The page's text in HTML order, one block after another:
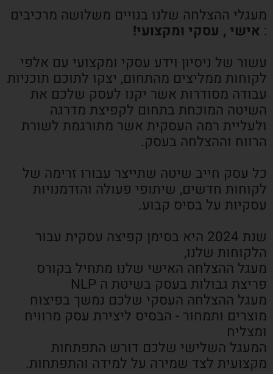
מעגלי ההצלחה שלנו בנויים משלושה מרכיבים
: אישי , עסקי ומקצועי!
עשור של ניסיון וידע עסקי ומקצועי עם אלפי
לקוחות ממליצים מהתחום, יצקו לתוכם תוכניות
עבודה מסודרות אשר יקנו לעסק שלכם את
השיטה המוכחת בתחום לקפיצת מדרגה
ולעליית רמה העסקית אשר מתורגמת לשורת
הרווח וההצלחה בעסק.
כל עסק חייב שיטה שתייצר עבורו זרימה של
לקוחות חדשים, שיתופי פעולה והזדמנויות
עסקיות על בסיס קבוע.
שנת 2024 היא בסימן קפיצה עסקית עבור
הלקוחות שלנו,
מעגל ההצלחה האישי שלנו מתחיל בקורס
פריצת גבולות בעסק בשיטת ה NLP
מעגל ההצלחה העסקי שלכם נמשך בפיצוח
מוצרים ותמחור - הבסיס ליצירת עסק מרוויח
ומצליח
המעגל השלישי שלכם דורש התפתחות
מקצועית לצד שמירה על למידה והתפתחות.